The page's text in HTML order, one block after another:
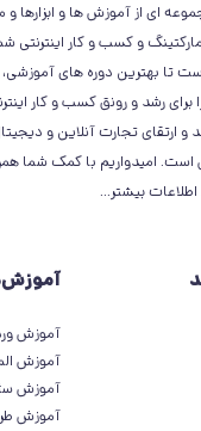
ای از آموزش ها و ابزارها
و کسب و کار اینترنتی
تا بهترین دوره های آموزشی،
برای رشد و رونق کسب و کار
و ارتقای تجارت آنلاین و
امیدواریم با کمک شما
اطلاعات بیشتر...
آموزش
آموزش
آموزش
آموزش